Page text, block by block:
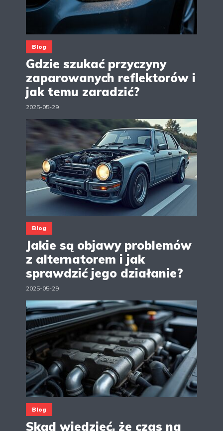
Blog
Gdzie szukać przyczyny
zaparowanych reflektorów i
jak temu zaradzić?
2025-05-29
Blog
Jakie są objawy problemów
z alternatorem i jak
sprawdzić jego działanie?
2025-05-29
Blog
Skąd wiedzieć, że czas na